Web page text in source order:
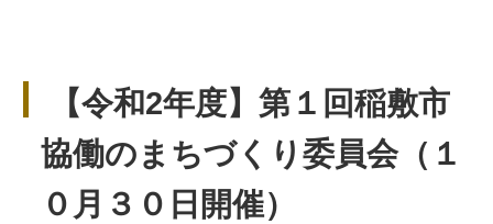
【令和2年度】第１回稲敷市
協働のまちづくり委員会（１
０月３０日開催）